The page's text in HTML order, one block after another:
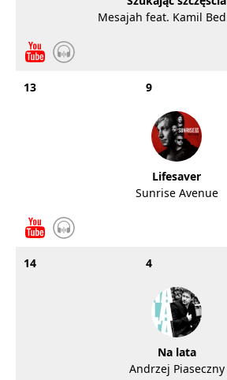
Mesajah feat. Kamil
13 9
Lifesaver
Sunrise Avenue
14 4
Na lata
Andrzej Piaseczny